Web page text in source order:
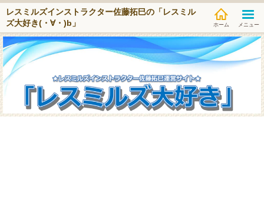
レスミルズインストラクター佐藤拓巳の「レスミル
ズ大好き(・∀・)b」
メニュー